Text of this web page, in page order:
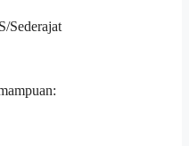
Sederajat